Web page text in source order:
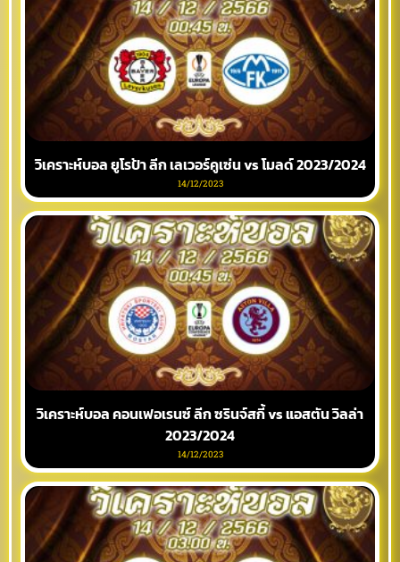
วิเคราะห์บอล ยูโรป้า ลีก เลเวอร์คูเซ่น vs โมลด์ 2023/2024
14/12/2023
วิเคราะห์บอล คอนเฟอเรนซ์ ลีก ซรินจ์สกี้ vs แอสตัน วิลล่า
2023/2024
14/12/2023